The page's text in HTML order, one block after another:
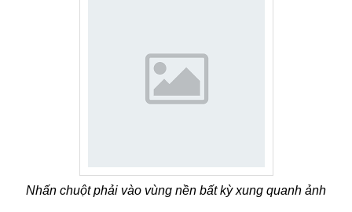
Nhấn chuột phải vào vùng nền bất kỳ xung quanh ảnh